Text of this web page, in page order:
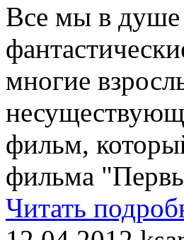
Все мы в душе
многие
фильм,
фильма
Читать